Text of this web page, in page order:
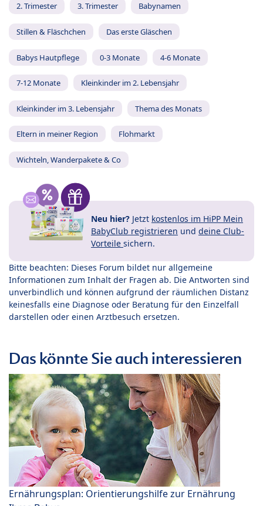
2. Trimester 3. Trimester Babynamen
Stillen & Fläschchen Das erste Gläschen
Babys Hautpflege 0-3 Monate 4-6 Monate
7-12 Monate Kleinkinder im 2. Lebensjahr
Kleinkinder im 3. Lebensjahr Thema des Monats
Eltern in meiner Region Flohmarkt
Wichteln, Wanderpakete & Co
Neu hier? Jetzt kostenlos im HiPP Mein
BabyClub registrieren und deine Club-
Vorteile sichern.
Bitte beachten: Dieses Forum bildet nur allgemeine
Informationen zum Inhalt der Fragen ab. Die Antworten sind
unverbindlich und können aufgrund der räumlichen Distanz
keinesfalls eine Diagnose oder Beratung für den Einzelfall
darstellen oder einen Arztbesuch ersetzen.
Das könnte Sie auch interessieren
Ernährungsplan: Orientierungshilfe zur Ernährung